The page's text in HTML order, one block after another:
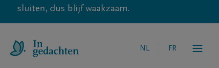
sluiten, dus blijf waakzaam.
NL FR